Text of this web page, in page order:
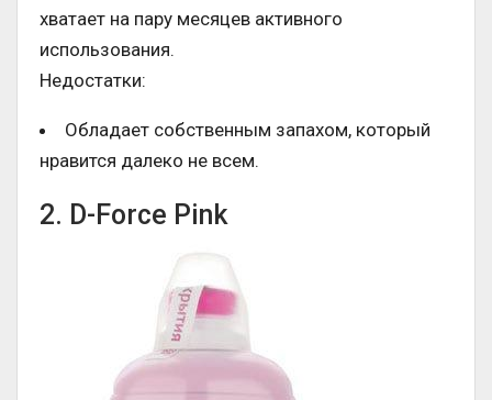
хватает на пару месяцев активного
использования.
Недостатки:
Обладает собственным запахом, который
нравится далеко не всем.
2. D-Force Pink